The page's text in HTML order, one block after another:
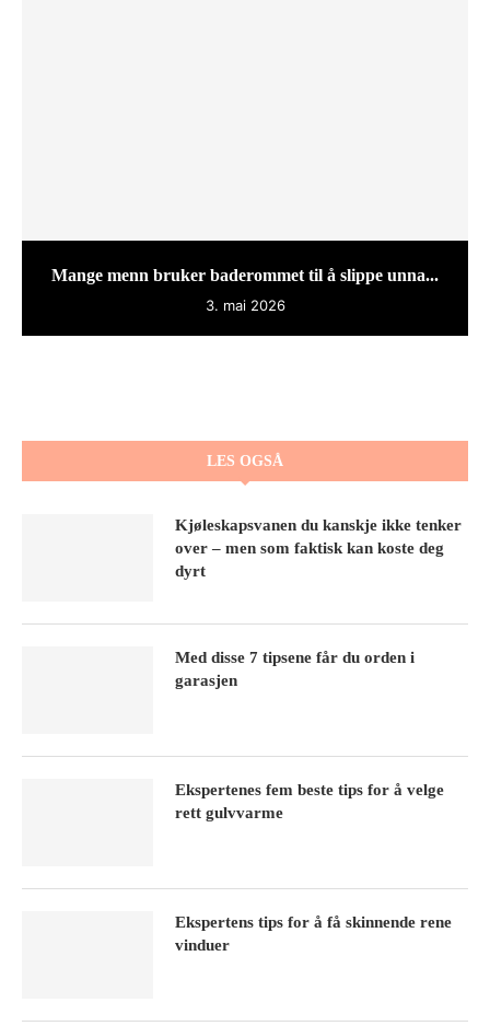
Mange menn bruker baderommet til å slippe unna...
3. mai 2026
LES OGSÅ
Kjøleskapsvanen du kanskje ikke tenker
over – men som faktisk kan koste deg
dyrt
Med disse 7 tipsene får du orden i
garasjen
Ekspertenes fem beste tips for å velge
rett gulvvarme
Ekspertens tips for å få skinnende rene
vinduer